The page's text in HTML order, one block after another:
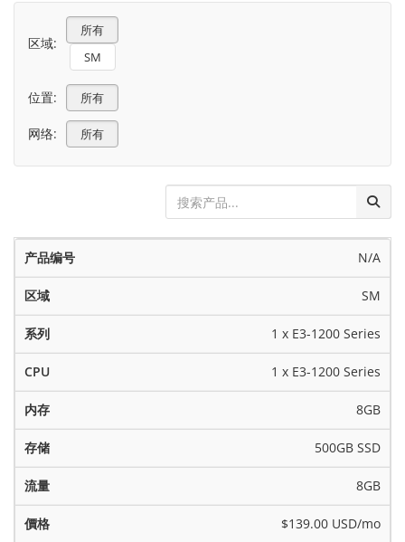
区域:
所有
SM
位置: 所有
网络: 所有
N/A
SM
1 x E3-1200 Series
1 x E3-1200 Series
8GB
500GB SSD
8GB
$139.00 USD/mo